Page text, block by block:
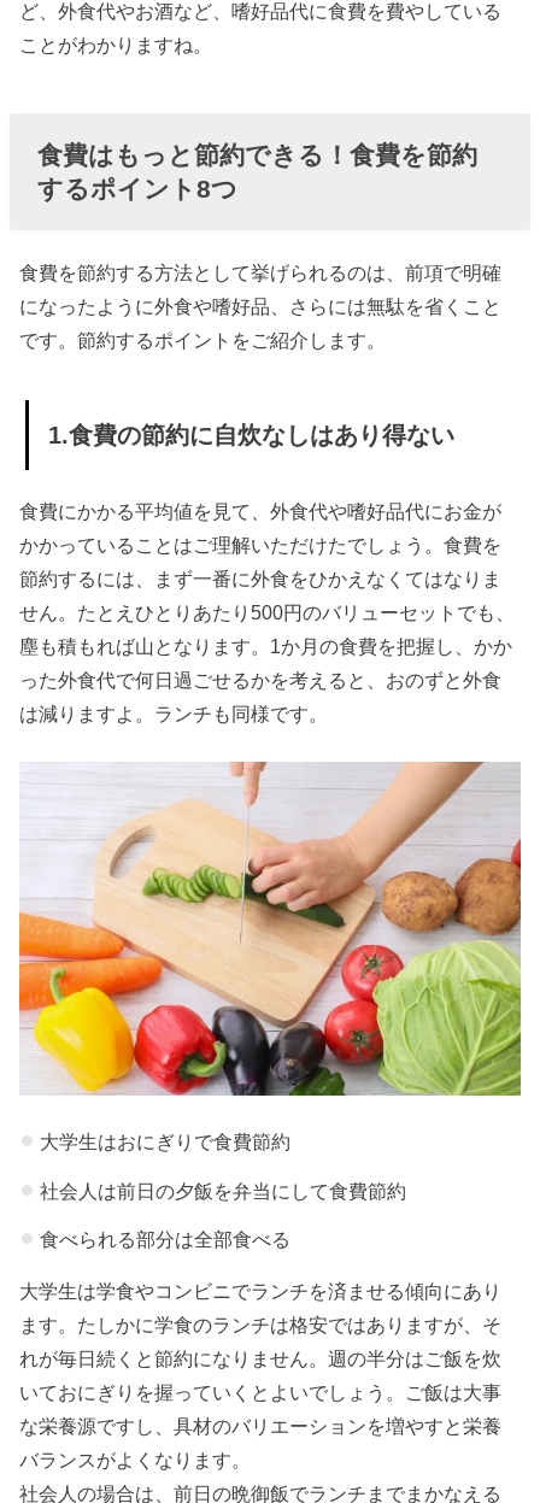
へ行か
物はマ
イボト
› 一人暮らしか
ら5人家族ま
で！世帯別食
らしの
約術
たりの
食費節
約術
» 5人家
術
› 食費節約にお
すすめ献立
は？1週間の献
立
» 食費節
約はレ
シピを
節約し
すぎに
注意！
ど、外食代やお酒など、嗜好品代に食費を費やしている
ことがわかりますね。
食費はもっと節約できる！食費を節約
するポイント8つ
食費を節約する方法として挙げられるのは、前項で明確
になったように外食や嗜好品、さらには無駄を省くこと
です。節約するポイントをご紹介します。
1.食費の節約に自炊なしはあり得ない
食費にかかる平均値を見て、外食代や嗜好品代にお金が
かかっていることはご理解いただけたでしょう。食費を
節約するには、まず一番に外食をひかえなくてはなりま
せん。たとえひとりあたり500円のバリューセットでも、
塵も積もれば山となります。1か月の食費を把握し、かか
った外食代で何日過ごせるかを考えると、おのずと外食
は減りますよ。ランチも同様です。
大学生はおにぎりで食費節約
社会人は前日の夕飯を弁当にして食費節約
食べられる部分は全部食べる
大学生は学食やコンビニでランチを済ませる傾向にあり
ます。たしかに学食のランチは格安ではありますが、そ
れが毎日続くと節約になりません。週の半分はご飯を炊
いておにぎりを握っていくとよいでしょう。ご飯は大事
な栄養源ですし、具材のバリエーションを増やすと栄養
バランスがよくなります。
社会人の場合は、前日の晩御飯でランチまでまかなえる